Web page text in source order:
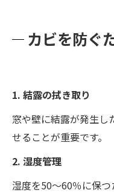
カビを防ぐ
1. 結露の拭き取り
窓や壁に結露が発生し
せることが重要です。
2. 湿度管理
湿度を50～60％に保